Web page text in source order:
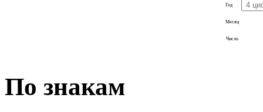
Год
Месяц
Число
По знакам